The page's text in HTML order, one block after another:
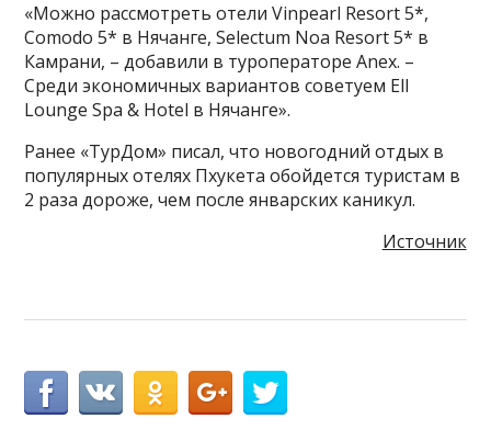
«Можно рассмотреть отели Vinpearl Resort 5*,
Comodo 5* в Нячанге, Selectum Noa Resort 5* в
Камрани, – добавили в туроператоре Anex. –
Среди экономичных вариантов советуем Ell
Lounge Spa & Hotel в Нячанге».
Ранее «ТурДом» писал, что новогодний отдых в
популярных отелях Пхукета обойдется туристам в
2 раза дороже, чем после январских каникул.
Источник